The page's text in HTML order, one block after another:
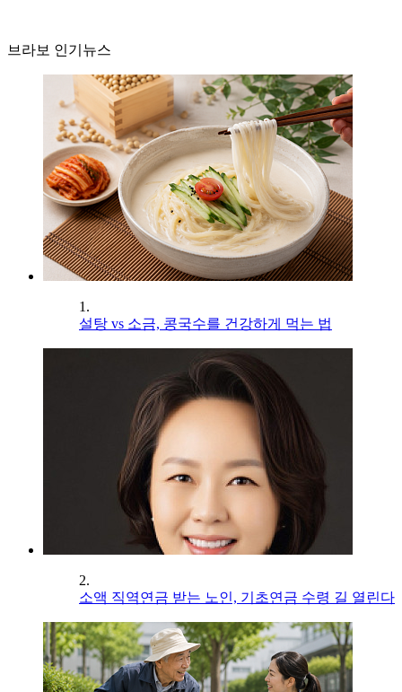
브라보 인기뉴스
1.
설탕 vs 소금, 콩국수를 건강하게 먹는 법
2.
소액 직역연금 받는 노인, 기초연금 수령 길 열린다